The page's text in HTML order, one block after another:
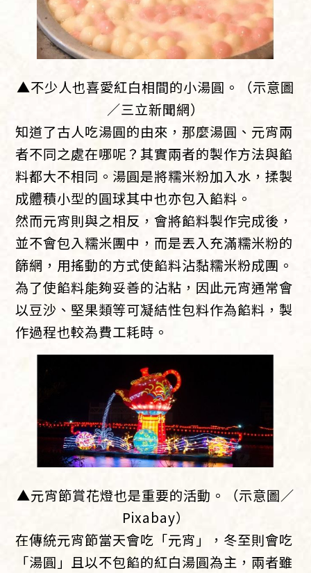
▲不少人也喜愛紅白相間的小湯圓。（示意圖
／三立新聞網）
知道了古人吃湯圓的由來，那麼湯圓、元宵兩
者不同之處在哪呢？其實兩者的製作方法與餡
料都大不相同。湯圓是將糯米粉加入水，揉製
成體積小型的圓球其中也亦包入餡料。
然而元宵則與之相反，會將餡料製作完成後，
並不會包入糯米團中，而是丟入充滿糯米粉的
篩網，用搖動的方式使餡料沾黏糯米粉成團。
為了使餡料能夠妥善的沾粘，因此元宵通常會
以豆沙、堅果類等可凝結性包料作為餡料，製
作過程也較為費工耗時。
▲元宵節賞花燈也是重要的活動。（示意圖／
Pixabay）
在傳統元宵節當天會吃「元宵」，冬至則會吃
「湯圓」且以不包餡的紅白湯圓為主，兩者雖